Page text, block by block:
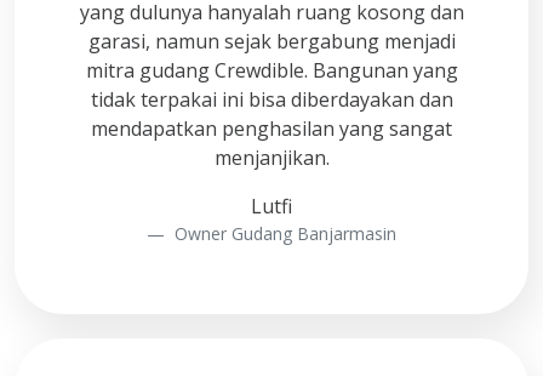
yang dulunya hanyalah ruang kosong dan
garasi, namun sejak bergabung menjadi
mitra gudang Crewdible. Bangunan yang
tidak terpakai ini bisa diberdayakan dan
mendapatkan penghasilan yang sangat
menjanjikan.
Lutfi
Owner Gudang Banjarmasin